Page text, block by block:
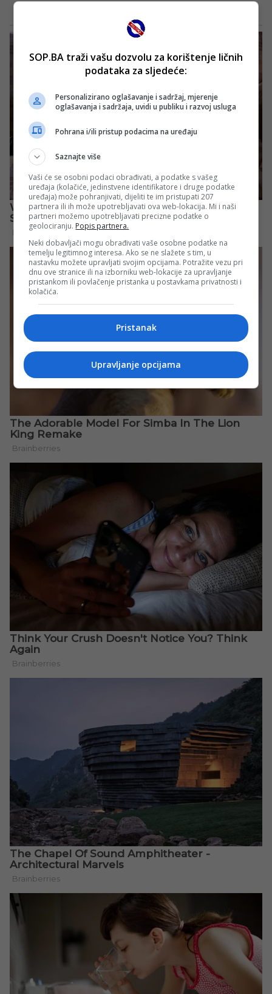
SOP.BA traži vašu dozvolu za korištenje ličnih
podataka za sljedeće:
Personalizirano oglašavanje i sadržaj, mjerenje
oglašavanja i sadržaja, uvidi u publiku i razvoj usluga
Pohrana i/ili pristup podacima na uređaju
Saznajte više
Vaši će se osobni podaci obrađivati, a podatke s vašeg
uređaja (kolačiće, jedinstvene identifikatore i druge podatke
uređaja) može pohranjivati, dijeliti te im pristupati 207
partnera ili ih može upotrebljavati ova web-lokacija. Mi i naši
partneri možemo upotrebljavati precizne podatke o
geolociranju. Popis partnera.
Neki dobavljači mogu obrađivati vaše osobne podatke na
temelju legitimnog interesa. Ako se ne slažete s tim, u
nastavku možete upravljati svojim opcijama. Potražite vezu pri
dnu ove stranice ili na izborniku web-lokacije za upravljanje
pristankom ili povlačenje pristanka u postavkama privatnosti i
kolačića.
Pristanak
Upravljanje opcijama